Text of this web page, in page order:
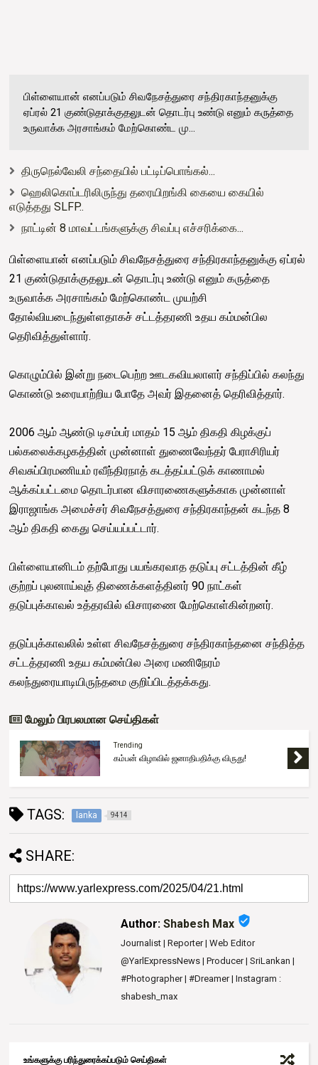
பிள்ளையான் எனப்படும் சிவநேசத்துரை சந்திரகாந்தனுக்கு
ஏப்ரல் 21 குண்டுதாக்குதலுடன் தொடர்பு உண்டு எனும் கருத்தை
உருவாக்க அரசாங்கம் மேற்கொண்ட மு...
திருநெல்வேலி சந்தையில் பட்டிப்பொங்கல்...
ஹெலிகொப்டரிலிருந்து தரையிறங்கி கையை கையில்
எடுத்தது SLFP..
நாட்டின் 8 மாவட்டங்களுக்கு சிவப்பு எச்சரிக்கை...
பிள்ளையான் எனப்படும் சிவநேசத்துரை சந்திரகாந்தனுக்கு ஏப்ரல்
21 குண்டுதாக்குதலுடன் தொடர்பு உண்டு எனும் கருத்தை
உருவாக்க அரசாங்கம் மேற்கொண்ட முயற்சி
தோல்வியடைந்துள்ளதாகச் சட்டத்தரணி உதய கம்மன்பில
தெரிவித்துள்ளார்.
கொழும்பில் இன்று நடைபெற்ற ஊடகவியலாளர் சந்திப்பில் கலந்து
கொண்டு உரையாற்றிய போதே அவர் இதனைத் தெரிவித்தார்.
2006 ஆம் ஆண்டு டிசம்பர் மாதம் 15 ஆம் திகதி கிழக்குப்
பல்கலைக்கழகத்தின் முன்னாள் துணைவேந்தர் பேராசிரியர்
சிவசுப்பிரமணியம் ரவீந்திரநாத் கடத்தப்பட்டுக் காணாமல்
ஆக்கப்பட்டமை தொடர்பான விசாரணைகளுக்காக முன்னாள்
இராஜாங்க அமைச்சர் சிவநேசத்துரை சந்திரகாந்தன் கடந்த 8
ஆம் திகதி கைது செய்யப்பட்டார்.
பிள்ளையானிடம் தற்போது பயங்கரவாத தடுப்பு சட்டத்தின் கீழ்
குற்றப் புலனாய்வுத் திணைக்களத்தினர் 90 நாட்கள்
தடுப்புக்காவல் உத்தரவில் விசாரணை மேற்கொள்கின்றனர்.
தடுப்புக்காவலில் உள்ள சிவநேசத்துரை சந்திரகாந்தனை சந்தித்த
சட்டத்தரணி உதய கம்மன்பில அரை மணிநேரம்
கலந்துரையாடியிருந்தமை குறிப்பிடத்தக்கது.
மேலும் பிரபலமான செய்திகள்
Trending
கம்பன் விழாவில் ஜனாதிபதிக்கு விருது!
TAGS: lanka 9414
SHARE:
Author:Shabesh Max verified_user
Journalist | Reporter | Web Editor
@YarlExpressNews | Producer | SriLankan |
#Photographer | #Dreamer | Instagram :
shabesh_max
உங்களுக்கு பரிந்துரைக்கப்படும் செய்திகள்